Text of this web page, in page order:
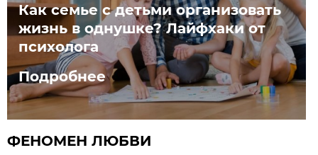
Как семье с детьми организовать
жизнь в однушке? Лайфхаки от
психолога
Подробнее
ФЕНОМЕН ЛЮБВИ